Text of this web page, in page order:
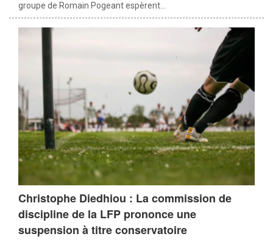
groupe de Romain Pogeant espèrent...
Christophe Diedhiou : La commission de
discipline de la LFP prononce une
suspension à titre conservatoire